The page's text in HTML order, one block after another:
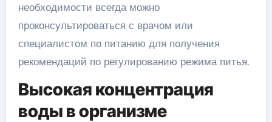
необходимости всегда можно
проконсультироваться с врачом или
специалистом по питанию для получения
рекомендаций по регулированию режима питья.
Высокая концентрация
воды в организме